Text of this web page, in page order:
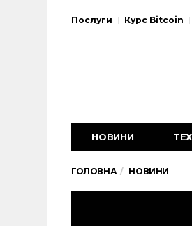
Послуги Курс Bitcoin
НОВИНИ
ГОЛОВНА НОВИНИ